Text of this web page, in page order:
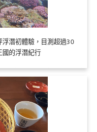
潛初體驗，目測超過30
國的浮潛紀行